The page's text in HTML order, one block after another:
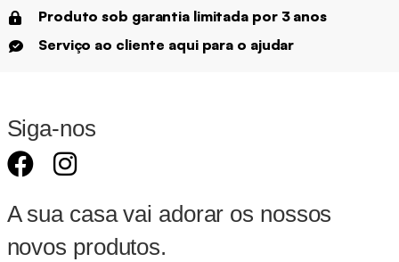
Produto sob garantia limitada por 3 anos
Serviço ao cliente aqui para o ajudar
Siga-nos
A sua casa vai adorar os nossos
novos produtos.